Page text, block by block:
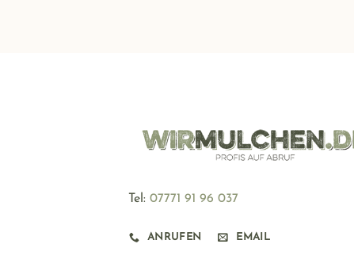
Tel: ‪07771 91 96 037
ANRUFEN EMAIL